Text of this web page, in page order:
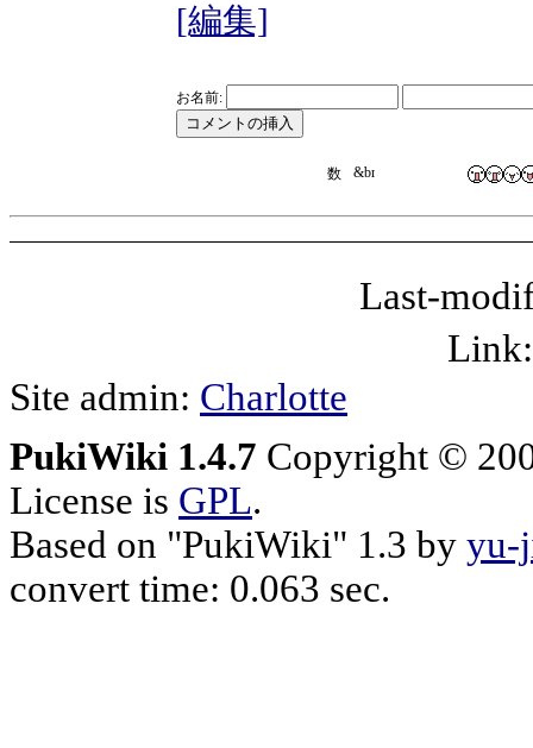
[編集]
お名前:
Last-
Site admin: Charlotte
PukiWiki 1.4.7 Copyright ©
License is GPL.
Based on "PukiWiki" 1.3 by yu-
convert time: 0.063 sec.